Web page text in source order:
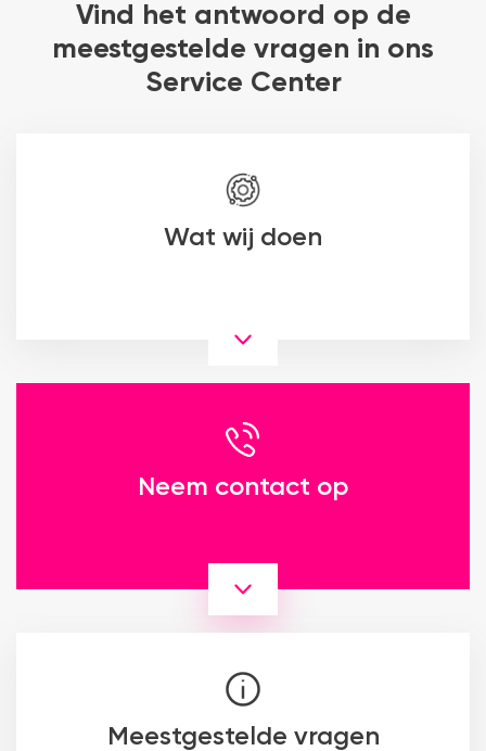
Vind het antwoord op de
meestgestelde vragen in ons
Service Center
Wat wij doen
Neem contact op
Meestgestelde vragen